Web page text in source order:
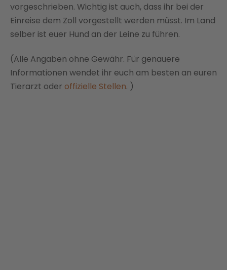
vorgeschrieben. Wichtig ist auch, dass ihr bei der
Einreise dem Zoll vorgestellt werden müsst. Im Land
selber ist euer Hund an der Leine zu führen.
(Alle Angaben ohne Gewähr. Für genauere
Informationen wendet ihr euch am besten an euren
Tierarzt oder offizielle Stellen. )